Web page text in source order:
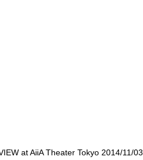
at AiiA Theater Tokyo 2014/11/03